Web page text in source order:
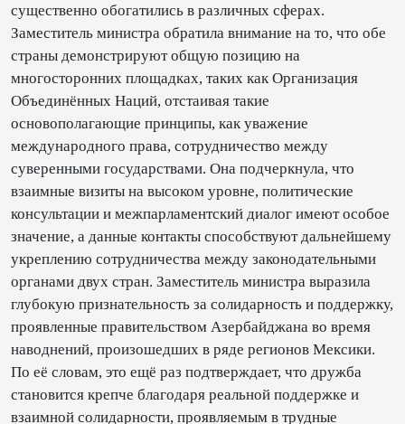
существенно обогатились в различных сферах.
Заместитель министра обратила внимание на то, что обе
страны демонстрируют общую позицию на
многосторонних площадках, таких как Организация
Объединённых Наций, отстаивая такие
основополагающие принципы, как уважение
международного права, сотрудничество между
суверенными государствами. Она подчеркнула, что
взаимные визиты на высоком уровне, политические
консультации и межпарламентский диалог имеют особое
значение, а данные контакты способствуют дальнейшему
укреплению сотрудничества между законодательными
органами двух стран. Заместитель министра выразила
глубокую признательность за солидарность и поддержку,
проявленные правительством Азербайджана во время
наводнений, произошедших в ряде регионов Мексики.
По её словам, это ещё раз подтверждает, что дружба
становится крепче благодаря реальной поддержке и
взаимной солидарности, проявляемым в трудные